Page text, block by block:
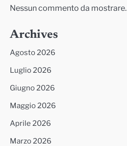
Nessun commento da mostrare.
Archives
Agosto 2026
Luglio 2026
Giugno 2026
Maggio 2026
Aprile 2026
Marzo 2026